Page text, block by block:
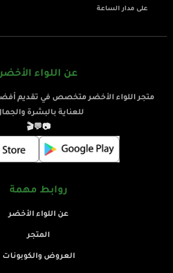
على مدار الساعة
عن اللواء الأخضر
متجر اللواء الأخضر متخصص في تقديم
للعناية بالبشرة
📷
💬
🎬
روابط مهمة
عن اللواء الأخضر
المتجر
العروض والكوبونات